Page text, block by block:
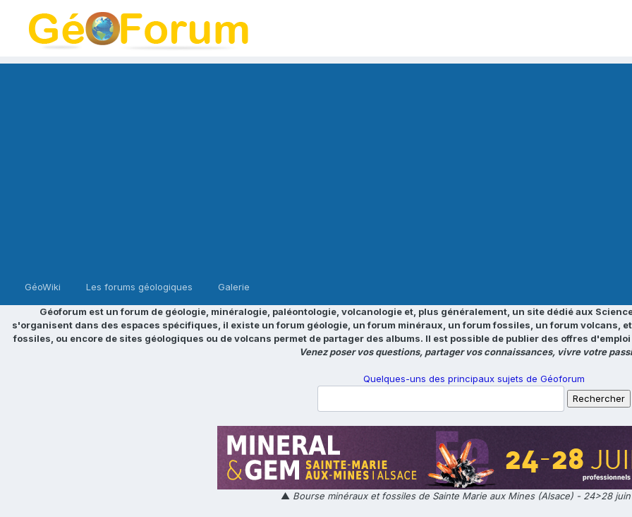
GéoWiki Les forums géologiques Galerie
Géoforum est un forum de géologie, minéralogie, paléontologie, volcanologie et, plus généralement, un site dédié aux
s'organisent dans des espaces spécifiques, il existe un forum géologie, un forum minéraux, un forum fossiles, un forum volcans,
fossiles, ou encore de sites géologiques ou de volcans permet de partager des albums. Il est possible de publier des offres
Venez poser vos questions, partager vos connaissances, vivre votre
Quelques-uns des principaux sujets de Géoforum
▲ Bourse minéraux et fossiles de Sainte Marie aux Mines (Alsace) - 24>28